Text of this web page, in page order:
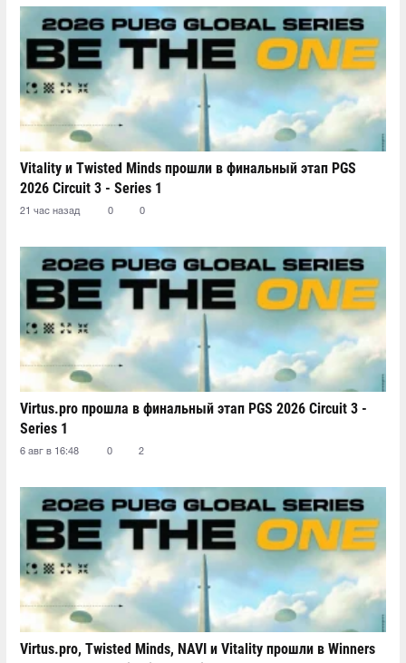
Vitality и Twisted Minds прошли в финальный этап PGS
2026 Circuit 3 - Series 1
21 час назад 0 0
Virtus.pro прошла в финальный этап PGS 2026 Circuit 3 -
Series 1
6 авг в 16:48 0 2
Virtus.pro, Twisted Minds, NAVI и Vitality прошли в Winners